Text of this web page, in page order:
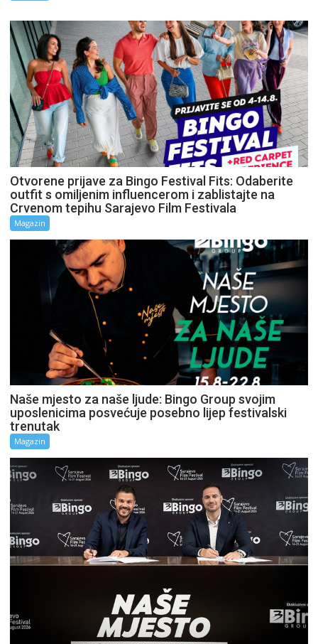
Otvorene prijave za Bingo Festival Fits: Odaberite
outfit s omiljenim influencerom i zablistajte na
Crvenom tepihu Sarajevo Film Festivala
Magazin
Naše mjesto za naše ljude: Bingo Group svojim
uposlenicima posvećuje posebno lijep festivalski
trenutak
Magazin